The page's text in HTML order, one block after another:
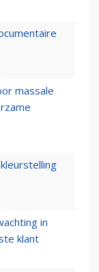
massale
in
klant